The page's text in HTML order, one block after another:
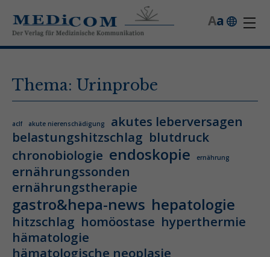
a
A
Thema: Urinprobe
aclf akute nierenschädigung
akutes leberversagen
belastungshitzschlag blutdruck
chronobiologie endoskopie ernährung
ernährungssonden
ernährungstherapie
gastro&hepa-news hepatologie
hitzschlag homöostase hyperthermie
hämatologie
hämatologische neoplasie